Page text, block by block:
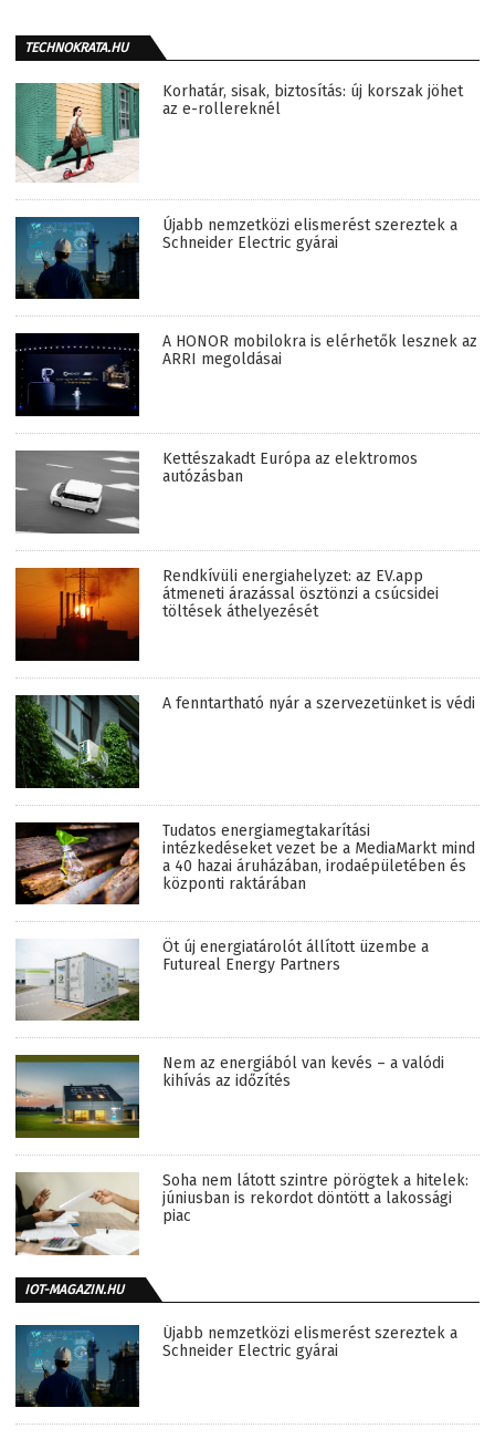
TECHNOKRATA.HU
Korhatár, sisak, biztosítás: új korszak jöhet
az e-rollereknél
Újabb nemzetközi elismerést szereztek a
Schneider Electric gyárai
A HONOR mobilokra is elérhetők lesznek az
ARRI megoldásai
Kettészakadt Európa az elektromos
autózásban
Rendkívüli energiahelyzet: az EV.app
átmeneti árazással ösztönzi a csúcsidei
töltések áthelyezését
A fenntartható nyár a szervezetünket is védi
Tudatos energiamegtakarítási
intézkedéseket vezet be a MediaMarkt mind
a 40 hazai áruházában, irodaépületében és
központi raktárában
Öt új energiatárolót állított üzembe a
Futureal Energy Partners
Nem az energiából van kevés – a valódi
kihívás az időzítés
Soha nem látott szintre pörögtek a hitelek:
júniusban is rekordot döntött a lakossági
piac
IOT-MAGAZIN.HU
Újabb nemzetközi elismerést szereztek a
Schneider Electric gyárai